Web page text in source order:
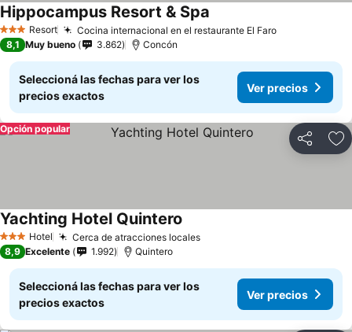
3 EstrellasResort Cocina internacional en el restaurante El Faro
Hippocampus Resort & Spa
8,1 Muy bueno 3.862 Concón
Seleccioná las fechas para ver los
precios exactos
Ver precios
Compartir
Opción popular
3 Estrellas
Hotel Cerca de atracciones locales
Yachting Hotel Quintero
8,9 Excelente 1.992 Quintero
Seleccioná las fechas para ver los
precios exactos
Ver precios